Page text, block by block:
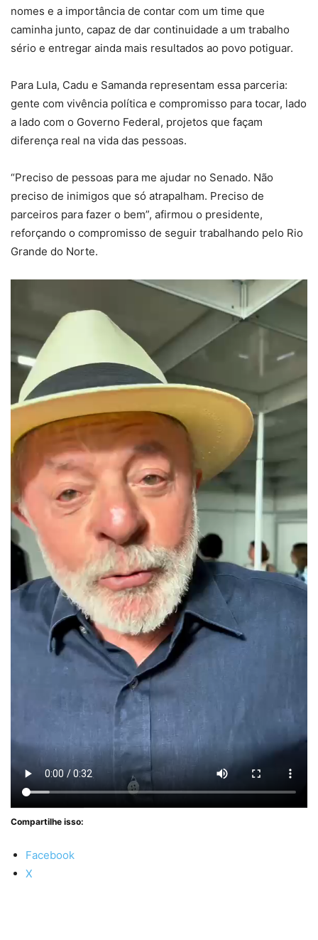
nomes e a importância de contar com um time que
caminha junto, capaz de dar continuidade a um trabalho
sério e entregar ainda mais resultados ao povo potiguar.
Para Lula, Cadu e Samanda representam essa parceria:
gente com vivência política e compromisso para tocar, lado
a lado com o Governo Federal, projetos que façam
diferença real na vida das pessoas.
“Preciso de pessoas para me ajudar no Senado. Não
preciso de inimigos que só atrapalham. Preciso de
parceiros para fazer o bem”, afirmou o presidente,
reforçando o compromisso de seguir trabalhando pelo Rio
Grande do Norte.
Compartilhe isso:
Facebook
X